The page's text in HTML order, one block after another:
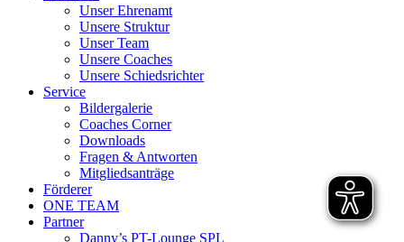
Unser Ehrenamt
Unsere Struktur
Unser Team
Unsere Coaches
Unsere Schiedsrichter
Service
Bildergalerie
Coaches Corner
Downloads
Fragen & Antworten
Mitgliedsanträge
Förderer
ONE TEAM
Partner
Danny’s PT-Lounge SPL